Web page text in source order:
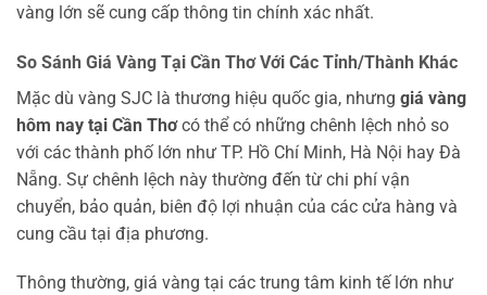
vàng lớn sẽ cung cấp thông tin chính xác nhất.
So Sánh Giá Vàng Tại Cần Thơ Với Các Tỉnh/Thành Khác
Mặc dù vàng SJC là thương hiệu quốc gia, nhưng giá vàng
hôm nay tại Cần Thơcó thể có những chênh lệch nhỏ so
với các thành phố lớn như TP. Hồ Chí Minh, Hà Nội hay Đà
Nẵng. Sự chênh lệch này thường đến từ chi phí vận
chuyển, bảo quản, biên độ lợi nhuận của các cửa hàng và
cung cầu tại địa phương.
Thông thường, giá vàng tại các trung tâm kinh tế lớn như